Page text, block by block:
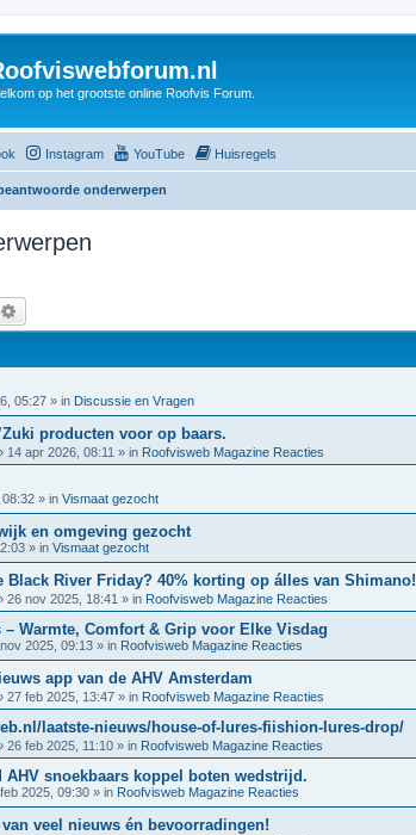
op het grootste online Roofvis Forum.
Instagram YouTube Huisregels
onderwerpen
05:27 » in Discussie en Vragen
producten voor op baars.
14 apr 2026, 08:11 » in Roofvisweb Magazine Reacties
» in Vismaat gezocht
en omgeving gezocht
» in Vismaat gezocht
Black River Friday? 40% korting op álles van Shimano!
26 nov 2025, 18:41 » in Roofvisweb Magazine Reacties
Warmte, Comfort & Grip voor Elke Visdag
2025, 09:13 » in Roofvisweb Magazine Reacties
app van de AHV Amsterdam
27 feb 2025, 13:47 » in Roofvisweb Magazine Reacties
laatste-nieuws/house-of-lures-fiishion-lures-drop/
26 feb 2025, 11:10 » in Roofvisweb Magazine Reacties
AHV snoekbaars koppel boten wedstrijd.
2025, 09:30 » in Roofvisweb Magazine Reacties
veel nieuws én bevoorradingen!